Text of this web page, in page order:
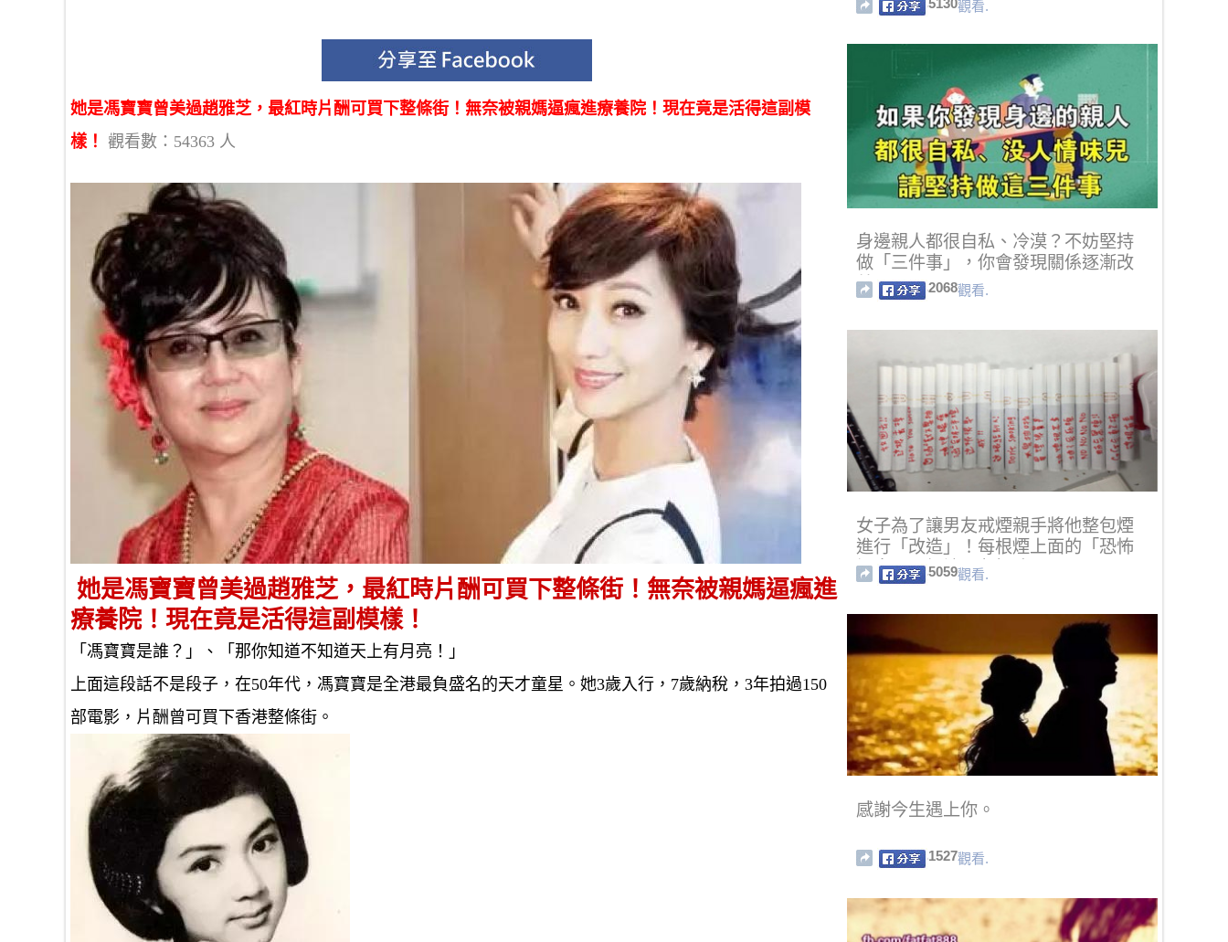
她是馮寶寶曾美過趙雅芝，最紅時片酬可買下整條街！無奈被親媽逼瘋進療養院！現在竟是活得這副模
樣！ 觀看數：54363 人
她是馮寶寶曾美過趙雅芝，最紅時片酬可買下整條街！無奈被親媽逼瘋進
療養院！現在竟是活得這副模樣！
「馮寶寶是誰？」、「那你知道不知道天上有月亮！」
上面這段話不是段子，在50年代，馮寶寶是全港最負盛名的天才童星。她3歲入行，7歲納稅，3年拍過150
部電影，片酬曾可買下香港整條街。
5130觀看.
身邊親人都很自私、冷漠？不妨堅持
做「三件事」，你會發現關係逐漸改
善！
2068觀看.
女子為了讓男友戒煙親手將他整包煙
進行「改造」！每根煙上面的「恐怖
訊息」已經讓男友投降了...
5059觀看.
感謝今生遇上你。
1527觀看.